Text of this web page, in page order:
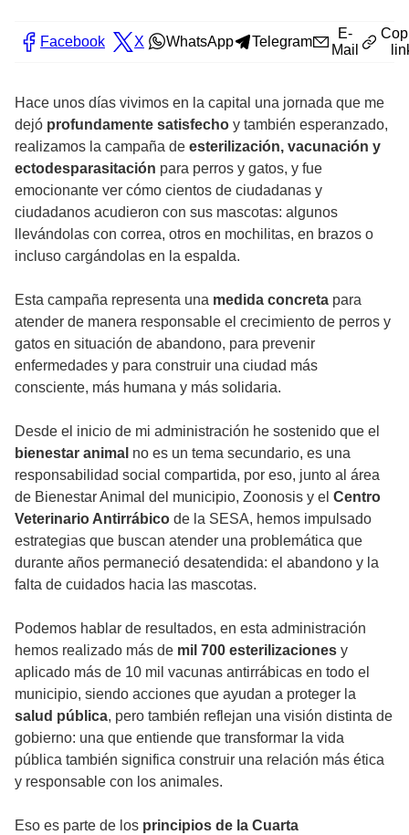
Facebook X WhatsApp Telegram
E-
Mail
Hace unos días vivimos en la capital una jornada que me
dejó profundamente satisfecho y también esperanzado,
realizamos la campaña de esterilización, vacunación y
ectodesparasitación para perros y gatos, y fue
emocionante ver cómo cientos de ciudadanas y
ciudadanos acudieron con sus mascotas: algunos
llevándolas con correa, otros en mochilitas, en brazos o
incluso cargándolas en la espalda.
Esta campaña representa una medida concreta para
atender de manera responsable el crecimiento de perros y
gatos en situación de abandono, para prevenir
enfermedades y para construir una ciudad más
consciente, más humana y más solidaria.
Desde el inicio de mi administración he sostenido que el
bienestar animal no es un tema secundario, es una
responsabilidad social compartida, por eso, junto al área
de Bienestar Animal del municipio, Zoonosis y el Centro
Veterinario Antirrábico de la SESA, hemos impulsado
estrategias que buscan atender una problemática que
durante años permaneció desatendida: el abandono y la
falta de cuidados hacia las mascotas.
Podemos hablar de resultados, en esta administración
hemos realizado más de mil 700 esterilizaciones y
aplicado más de 10 mil vacunas antirrábicas en todo el
municipio, siendo acciones que ayudan a proteger la
salud pública, pero también reflejan una visión distinta de
gobierno: una que entiende que transformar la vida
pública también significa construir una relación más ética
y responsable con los animales.
Eso es parte de los principios de la Cuarta